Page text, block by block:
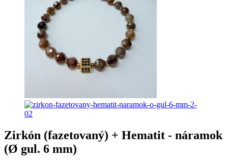
Zirkón (fazetovaný) + Hematit - náramok
(Ø gul. 6 mm)